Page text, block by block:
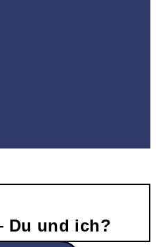
Du und ich?